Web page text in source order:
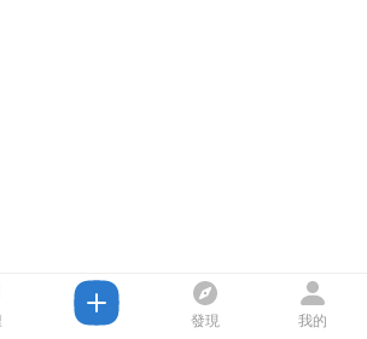
發現 我的